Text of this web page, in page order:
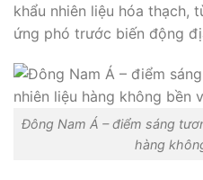
khẩu nhiên liệu hóa thạch,
ứng phó trước biến động
Đông Nam Á – điểm sáng
hàng